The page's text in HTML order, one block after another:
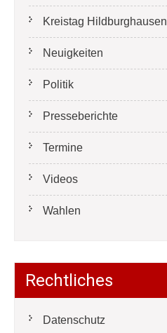
Kreistag Hildburghausen
Neuigkeiten
Politik
Presseberichte
Termine
Videos
Wahlen
Rechtliches
Datenschutz